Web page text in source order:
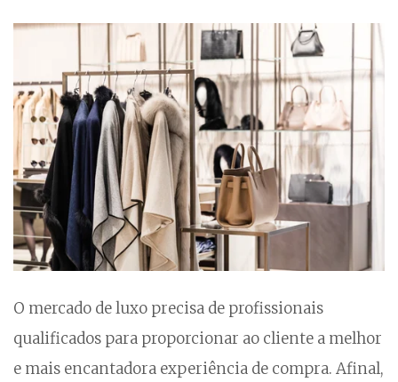
O mercado de luxo precisa de profissionais
qualificados para proporcionar ao cliente a melhor
e mais encantadora experiência de compra. Afinal,